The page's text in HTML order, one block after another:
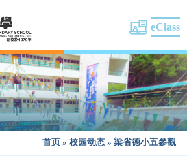
eClass
首页 » 校园动态 » 梁省德小五參觀